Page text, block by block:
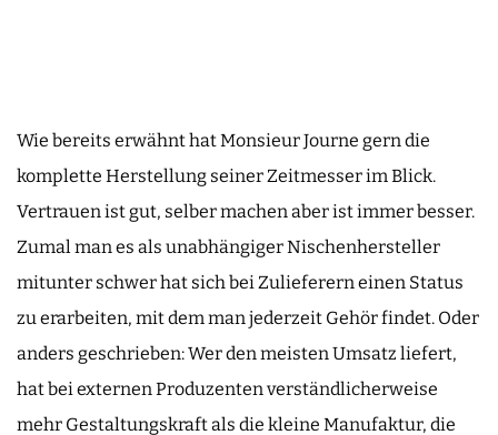
Wie bereits erwähnt hat Monsieur Journe gern die
komplette Herstellung seiner Zeitmesser im Blick.
Vertrauen ist gut, selber machen aber ist immer besser.
Zumal man es als unabhängiger Nischenhersteller
mitunter schwer hat sich bei Zulieferern einen Status
zu erarbeiten, mit dem man jederzeit Gehör findet. Oder
anders geschrieben: Wer den meisten Umsatz liefert,
hat bei externen Produzenten verständlicherweise
mehr Gestaltungskraft als die kleine Manufaktur, die